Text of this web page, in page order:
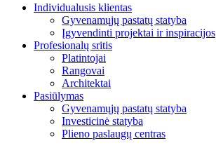
Individualusis klientas
Gyvenamųjų pastatų statyba
Įgyvendinti projektai ir inspiracijos
Profesionalų sritis
Platintojai
Rangovai
Architektai
Pasiūlymas
Gyvenamųjų pastatų statyba
Investicinė statyba
Plieno paslaugų centras